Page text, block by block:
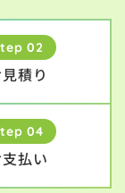
02
積り
04
払い